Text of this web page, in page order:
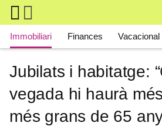
Skip to main content
Main navigation
Immobiliari Finances Vacacional
Jubilats i habitatge:
vegada hi haurà
més grans de 65